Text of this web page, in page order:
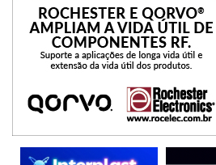
O cenário descrito pelos dados
portanto, é de aumento da média
longo do último ano, mas com
proporcionalmente maior para os
levando ao aumento das
Segundo Salata, “enquanto alguns
chegaram a ter queda de 3,6% na